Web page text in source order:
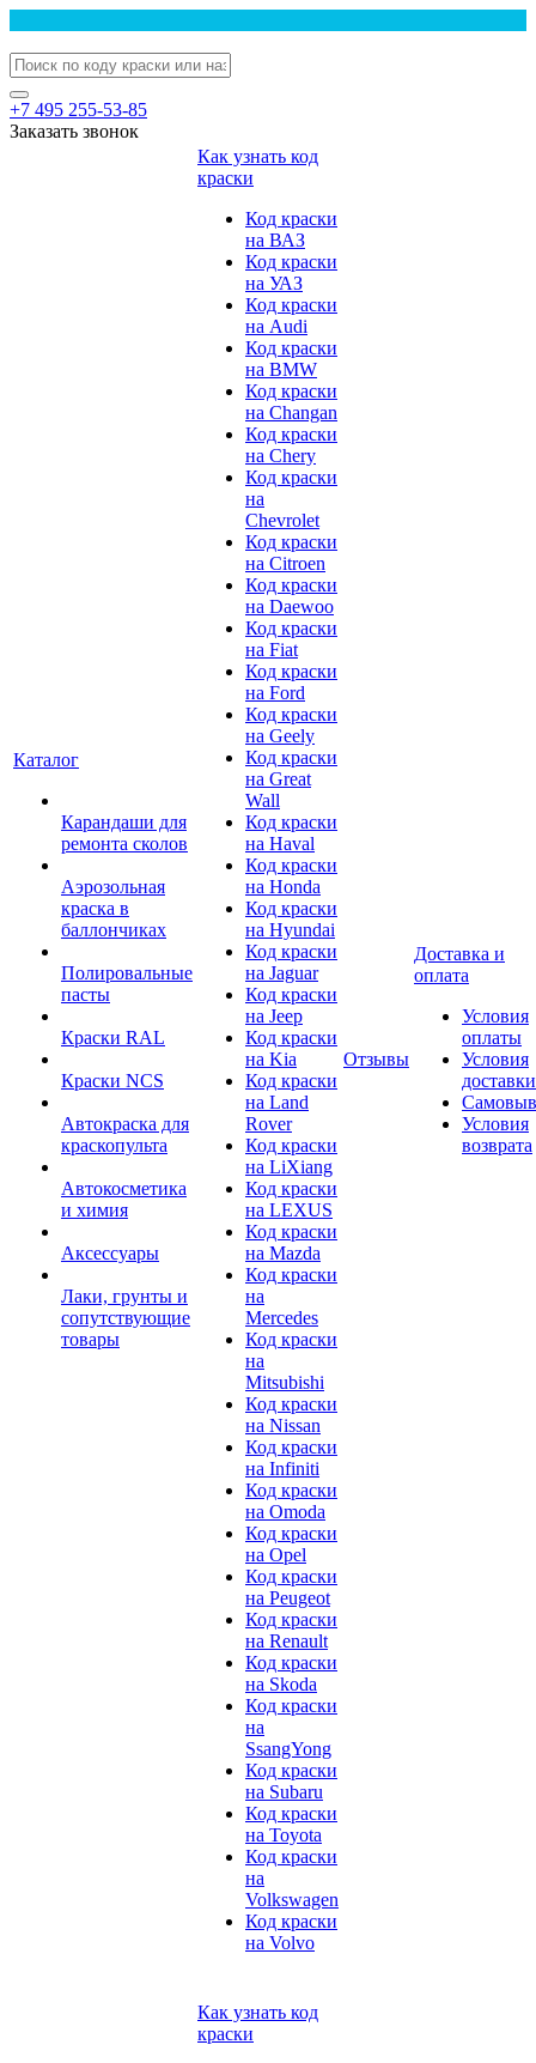
+7 495 255-53-85
Заказать звонок
Каталог
Карандаши для
ремонта сколов
Аэрозольная
краска в
баллончиках
Полировальные
пасты
Краски RAL
Краски NCS
Автокраска для
краскопульта
Автокосметика
и химия
Аксессуары
Лаки, грунты и
сопутствующие
товары
Как узнать код
краски
Код краски
на ВАЗ
Код краски
на УАЗ
Код краски
на Audi
Код краски
на BMW
Код краски
на Changan
Код краски
на Chery
Код краски
на
Chevrolet
Код краски
на Citroen
Код краски
на Daewoo
Код краски
на Fiat
Код краски
на Ford
Код краски
на Geely
Код краски
на Great
Wall
Код краски
на Haval
Код краски
на Honda
Код краски
на Hyundai
Код краски
на Jaguar
Код краски
на Jeep
Код краски
на Kia
Код краски
на Land
Rover
Код краски
на LiXiang
Код краски
на LEXUS
Код краски
на Mazda
Код краски
на
Mercedes
Код краски
на
Mitsubishi
Код краски
на Nissan
Код краски
на Infiniti
Код краски
на Omoda
Код краски
на Opel
Код краски
на Peugeot
Код краски
на Renault
Код краски
на Skoda
Код краски
на
SsangYong
Код краски
на Subaru
Код краски
на Toyota
Код краски
на
Volkswagen
Код краски
на Volvo
Отзывы
Доставка и
оплата
Условия
оплаты
Условия
доставки
Условия
возврата
Как узнать код
краски